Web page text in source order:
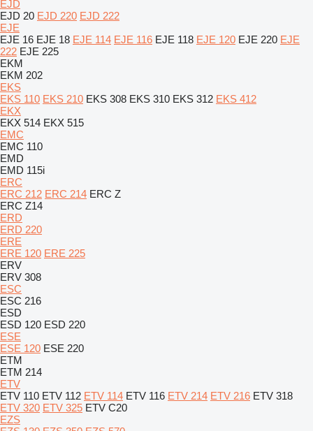
EJD
EJD 20 EJD 220 EJD 222
EJE
EJE 16 EJE 18 EJE 114 EJE 116 EJE 118 EJE 120 EJE 220 EJE
222 EJE 225
EKM
EKM 202
EKS
EKS 110 EKS 210 EKS 308 EKS 310 EKS 312 EKS 412
EKX
EKX 514 EKX 515
EMC
EMC 110
EMD
EMD 115i
ERC
ERC 212 ERC 214 ERC Z
ERC Z14
ERD
ERD 220
ERE
ERE 120 ERE 225
ERV
ERV 308
ESC
ESC 216
ESD
ESD 120 ESD 220
ESE
ESE 120 ESE 220
ETM
ETM 214
ETV
ETV 110 ETV 112 ETV 114 ETV 116 ETV 214 ETV 216 ETV 318
ETV 320 ETV 325 ETV C20
EZS